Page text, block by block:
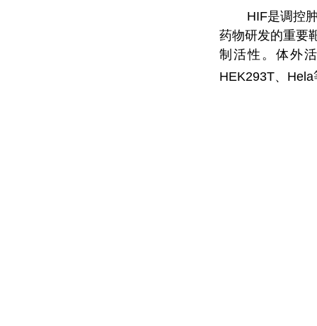
HIF是调控
药物研发的重要
制活性。体外
HEK293T、 Hela